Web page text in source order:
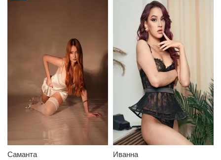
Саманта Иванна